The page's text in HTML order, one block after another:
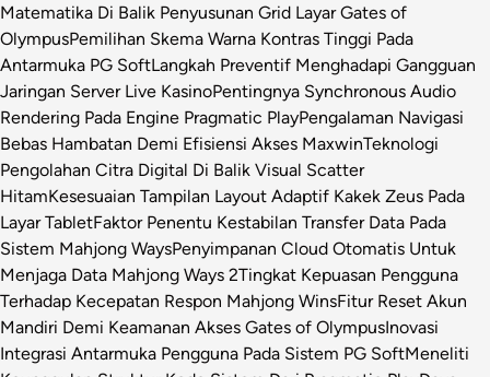
Matematika Di Balik Penyusunan Grid Layar Gates of
OlympusPemilihan Skema Warna Kontras Tinggi Pada
Antarmuka PG SoftLangkah Preventif Menghadapi Gangguan
Jaringan Server Live KasinoPentingnya Synchronous Audio
Rendering Pada Engine Pragmatic PlayPengalaman Navigasi
Bebas Hambatan Demi Efisiensi Akses MaxwinTeknologi
Pengolahan Citra Digital Di Balik Visual Scatter
HitamKesesuaian Tampilan Layout Adaptif Kakek Zeus Pada
Layar TabletFaktor Penentu Kestabilan Transfer Data Pada
Sistem Mahjong WaysPenyimpanan Cloud Otomatis Untuk
Menjaga Data Mahjong Ways 2Tingkat Kepuasan Pengguna
Terhadap Kecepatan Respon Mahjong WinsFitur Reset Akun
Mandiri Demi Keamanan Akses Gates of OlympusInovasi
Integrasi Antarmuka Pengguna Pada Sistem PG SoftMeneliti